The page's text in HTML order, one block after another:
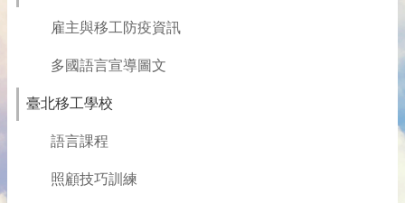
雇主與移工防疫資訊
多國語言宣導圖文
臺北移工學校
語言課程
照顧技巧訓練